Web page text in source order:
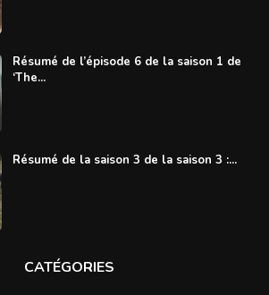
Résumé de l’épisode 6 de la saison 1 de
‘The...
Résumé de la saison 3 de la saison 3 :...
CATÉGORIES